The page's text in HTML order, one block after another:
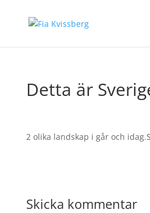
Detta är
2 olika landskap i går och
Skicka kommentar